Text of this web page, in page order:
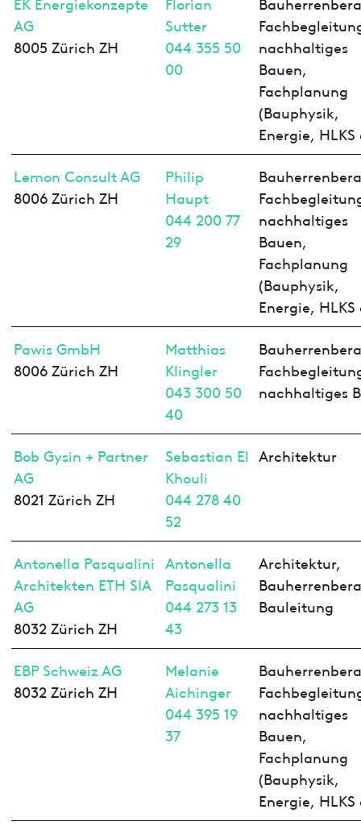
AG
8005 Zürich ZH
Sutter
044 355 50
00
nachhaltiges
Bauen,
Fachplanung
(Bauphysik,
Energie, HLKS
Lemon Consult AG
8006 Zürich ZH
Philip
Haupt
044 200 77
29
nachhaltiges
Bauen,
Fachplanung
(Bauphysik,
Energie, HLKS
Pawis GmbH
8006 Zürich ZH
Matthias
Klingler
043 300 50
40
nachhaltiges
Bob Gysin + Partner
AG
8021 Zürich ZH
Sebastian El
Khouli
044 278 40
52
Architektur
Antonella Pasqualini
Architekten ETH SIA
AG
8032 Zürich ZH
Antonella
Pasqualini
044 273 13
43
Architektur,
Bauleitung
EBP Schweiz AG
8032 Zürich ZH
Melanie
Aichinger
044 395 19
37
nachhaltiges
Bauen,
Fachplanung
(Bauphysik,
Energie, HLKS